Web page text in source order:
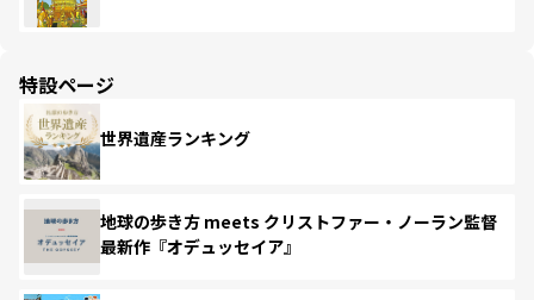
特設ページ
世界遺産ランキング
地球の歩き方 meets クリストファー・ノーラン監督
最新作『オデュッセイア』